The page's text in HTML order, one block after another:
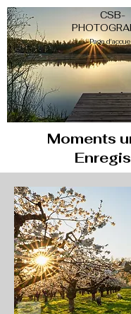
Moments
CSB-
Page